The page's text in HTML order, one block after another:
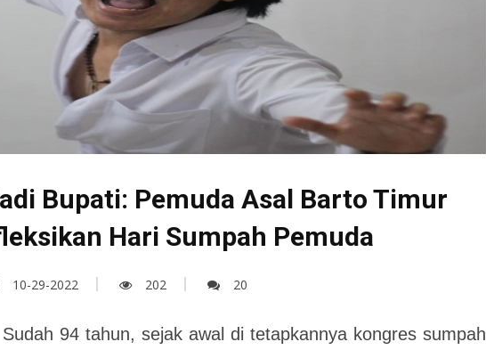
Bupati: Pemuda Asal Barto Timur
Hari Sumpah Pemuda
10-29-2022 202 20
Sudah 94 tahun, sejak awal di tetapkannya kongres sumpah